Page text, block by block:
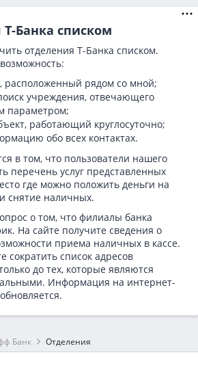
Банка списком
отделения Т-Банка списком.
расположенный рядом со мной;
учреждения, отвечающего
параметром;
работающий круглосуточно;
обо всех контактах.
в том, что пользователи нашего
перечень услуг представленных
где можно положить деньги на
снятие наличных.
о том, что филиалы банка
На сайте получите сведения о
приема наличных в кассе.
сократить список адресов
до тех, которые являются
Информация на интернет-
Банк Отделения